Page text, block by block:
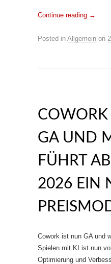
Continue reading →
Posted in Allgemein on
COWORK
GA UND
FÜHRT
2026 EIN
Cowork ist nun GA und
Spielen mit KI ist nun
Optimierung und